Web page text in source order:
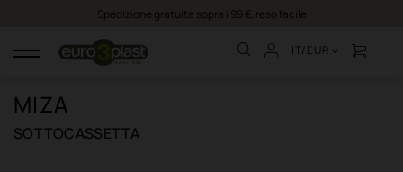
Spedizione gratuita sopra i 99 €, reso facile
navigazione IT/EUR
MIZA
SOTTOCASSETTA